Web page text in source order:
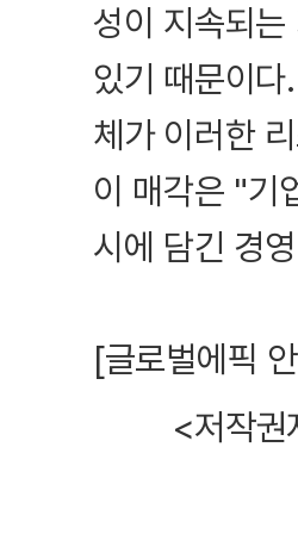
성이 지속되
있기 때문이
체가 이러한
이 매각은 "기
시에 담긴 경
[글로벌에픽
<저작